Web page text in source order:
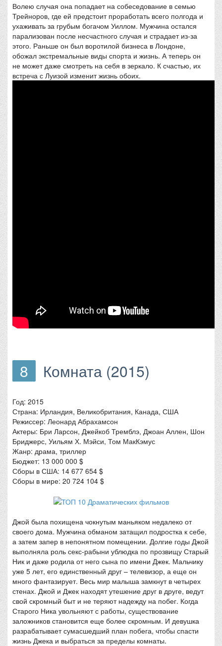
Волею случая она попадает на собеседование в семью
Трейноров, где ей предстоит проработать всего полгода и
ухаживать за грубым богачом Уиллом. Мужчина остался
парализован после несчастного случая и страдает из-за
этого. Раньше он был воротилой бизнеса в Лондоне,
обожал экстремальные виды спорта и жизнь. А теперь он
не может даже смотреть на себя в зеркало. К счастью, их
встреча с Луизой изменит жизнь обоих.
8 Комната (2015)
Год: 2015
Страна: Ирландия, Великобритания, Канада, США
Режиссер: Леонард Абрахамсон
Актеры: Бри Ларсон, Джейкоб Тремблэ, Джоан Аллен, Шон
Бриджерс, Уильям Х. Мэйси, Том МакКэмус
Жанр: драма, триллер
Бюджет: 13 000 000 $
Сборы в США: 14 677 654 $
Сборы в мире: 20 724 104 $
Джой была похищена чокнутым маньяком недалеко от
своего дома. Мужчина обманом затащил подростка к себе,
а затем запер в непонятном помещении. Долгие годы Джой
выполняла роль секс-рабыни ублюдка по прозвищу Старый
Ник и даже родила от него сына по имени Джек. Мальчику
уже 5 лет, его единственный друг – телевизор, а еще он
много фантазирует. Весь мир малыша замкнут в четырех
стенах. Джой и Джек находят утешение друг в друге, ведут
свой скромный быт и не теряют надежду на побег. Когда
Старого Ника увольняют с работы, существование
заложников становится еще более скромным. И девушка
разрабатывает сумасшедший план побега, чтобы спасти
жизнь Джека и выбраться за пределы комнаты.